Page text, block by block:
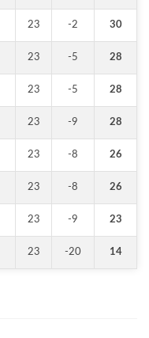
23 -2 30
23 -5 28
23 -5 28
23 -9 28
23 -8 26
23 -8 26
23 -9 23
23 -20 14